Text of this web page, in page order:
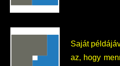
Saját
az, hogy